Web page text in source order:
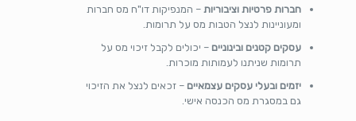
חברות פרטיות וציבוריות – המנפיקות דו"ח מס חברות
ומעוניינות לנצל הטבות מס על תרומות.
עסקים קטנים ובינוניים – יכולים לקבל זיכוי מס על
תרומות שניתנו לעמותות מוכרות.
יזמים ובעלי עסקים עצמאיים – זכאים לנצל את הזיכוי
גם במסגרת מס הכנסה אישי.